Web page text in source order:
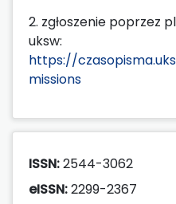
2. zgłoszenie poprzez
uksw:
https://
missions
ISSN:2544-3062
eISSN:2299-2367